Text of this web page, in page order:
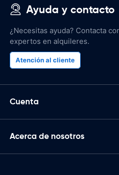
Ayuda y contacto
¿Necesitas ayuda? Contacta
expertos en alquileres.
Atención al cliente
Cuenta
Acerca de nosotros